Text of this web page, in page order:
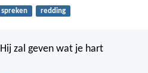
spreken redding
Hij zal geven wat je hart